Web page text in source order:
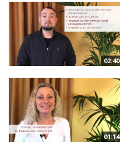
02:40
01:14